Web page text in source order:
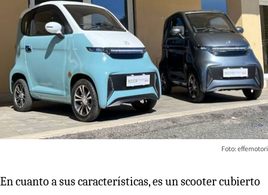
Foto: effemotori
En cuanto a sus características, es un scooter cubierto